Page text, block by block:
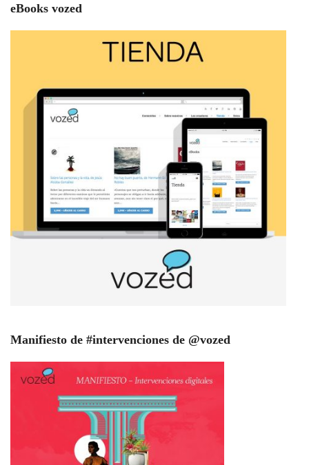
eBooks vozed
Manifiesto de #intervenciones de @vozed